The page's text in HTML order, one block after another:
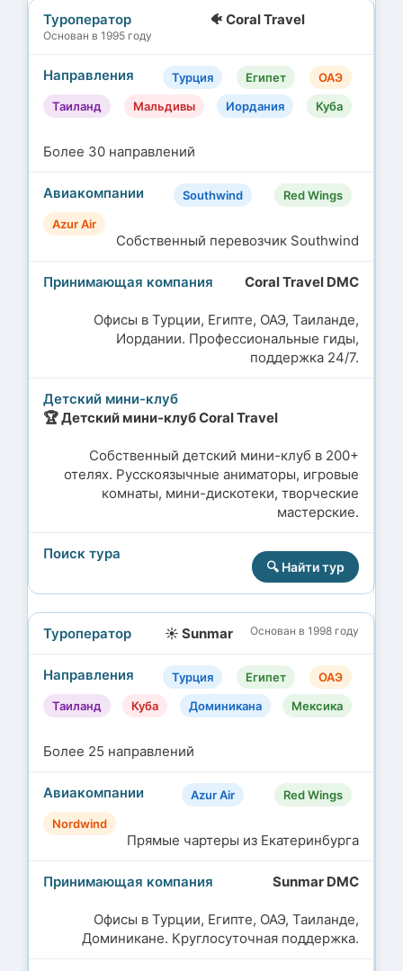
🐠 Coral Travel
Основан в 1995 году
Турция Египет
ОАЭ
Таиланд
Мальдивы Иордания Куба
Более 30 направлений
Southwind
Red Wings
Azur Air
Собственный перевозчик Southwind
Coral Travel DMC
Офисы в Турции, Египте, ОАЭ, Таиланде,
Иордании. Профессиональные гиды,
поддержка 24/7.
🏆 Детский мини-клуб Coral Travel
Собственный детский мини-клуб в 200+
отелях. Русскоязычные аниматоры, игровые
комнаты, мини-дискотеки, творческие
мастерские.
🔍 Найти тур
☀️ Sunmar Основан в 1998 году
Турция Египет
ОАЭ
Таиланд
Куба Доминикана Мексика
Более 25 направлений
Azur Air
Red Wings
Nordwind
Прямые чартеры из Екатеринбурга
Sunmar DMC
Офисы в Турции, Египте, ОАЭ, Таиланде,
Доминикане. Круглосуточная поддержка.